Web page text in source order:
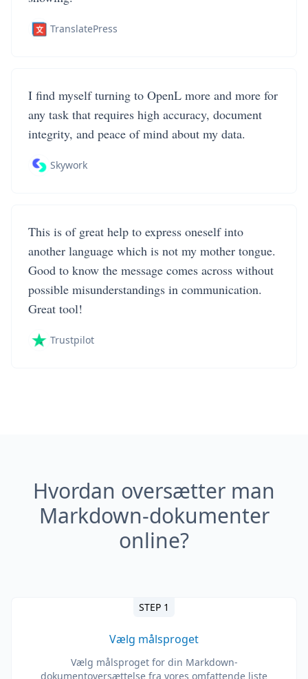
TranslatePress
I find myself turning to OpenL more and more for
any task that requires high accuracy, document
integrity, and peace of mind about my data.
Skywork
This is of great help to express oneself into
another language which is not my mother tongue.
Good to know the message comes across without
possible misunderstandings in communication.
Great tool!
Trustpilot
Hvordan oversætter man
Markdown-dokumenter
online?
STEP 1
Vælg målsproget
Vælg målsproget for din Markdown-
dokumentoversættelse fra vores omfattende liste